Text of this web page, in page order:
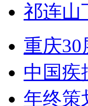
祁连山
重庆
中国疾
年终策